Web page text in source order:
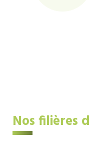
Nos filières